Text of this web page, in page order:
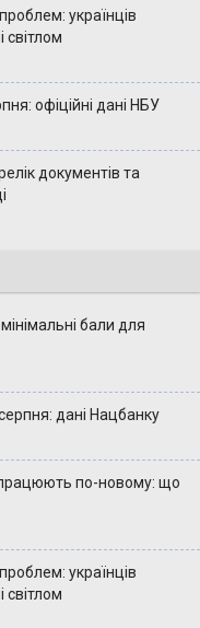
українців
світлом
офіційні дані НБУ
документів та
бали для
дані Нацбанку
по-новому: що
українців
світлом